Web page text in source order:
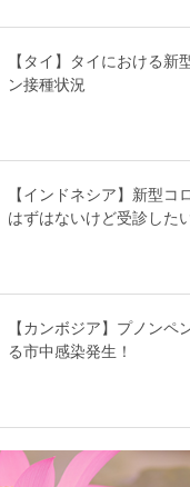
【タイ】タイにおける新
ン接種状況
【インドネシア】新型コ
はずはないけど受診した
【カンボジア】プノンペ
る市中感染発生！